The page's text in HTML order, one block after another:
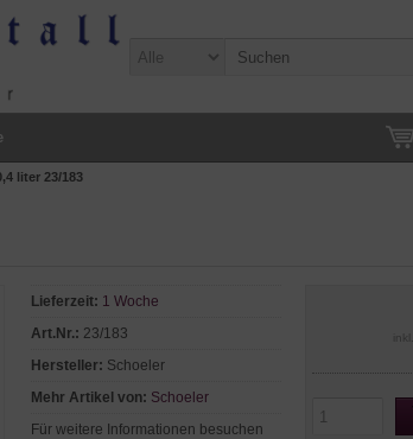
liter 23/183
Lieferzeit: 1 Woche
Art.Nr.: 23/183
Hersteller: Schoeler
Mehr Artikel von: Schoeler
Für weitere Informationen besuchen